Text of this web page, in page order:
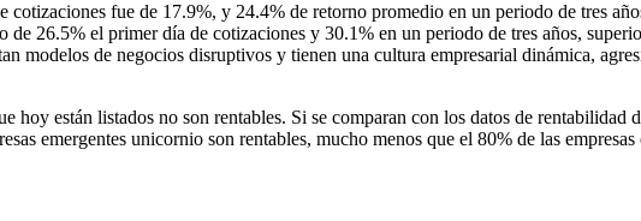
fue de 17.9%, y 24.4% de retorno promedio en un periodo de tres
26.5% el primer día de cotizaciones y 30.1% en un periodo de tres años,
modelos de negocios disruptivos y tienen una cultura empresarial dinámica,
están listados no son rentables. Si se comparan con los datos de rentabilidad
emergentes unicornio son rentables, mucho menos que el 80% de las